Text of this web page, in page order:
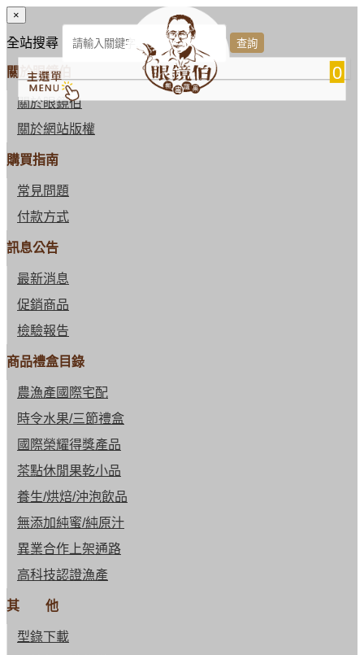
0
×
全站搜尋
關於眼鏡伯
關於眼鏡伯
關於網站版權
購買指南
常見問題
付款方式
訊息公告
最新消息
促銷商品
檢驗報告
商品禮盒目錄
農漁產國際宅配
時令水果/三節禮盒
國際榮耀得獎產品
茶點休閒果乾小品
養生/烘焙/沖泡飲品
無添加純蜜/純原汁
異業合作上架通路
高科技認證漁產
其 他
型錄下載